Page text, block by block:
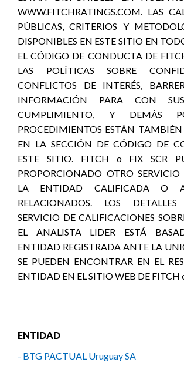
WWW.FITCHRATINGS.COM. LAS
PÚBLICAS, CRITERIOS Y
DISPONIBLES EN ESTE SITIO EN
EL CÓDIGO DE CONDUCTA DE
LAS POLÍTICAS SOBRE
CONFLICTOS DE INTERÉS,
INFORMACIÓN PARA CON
CUMPLIMIENTO, Y DEMÁS
PROCEDIMIENTOS ESTÁN TAMBIÉN
EN LA SECCIÓN DE CÓDIGO DE
ESTE SITIO. FITCH o FIX SCR
PROPORCIONADO OTRO
LA ENTIDAD CALIFICADA O A
RELACIONADOS. LOS
SERVICIO DE CALIFICACIONES
EL ANALISTA LIDER ESTÁ
ENTIDAD REGISTRADA ANTE LA
SE PUEDEN ENCONTRAR EN EL
ENTIDAD EN EL SITIO WEB DE FITCH
ENTIDAD
- BTG PACTUAL Uruguay SA